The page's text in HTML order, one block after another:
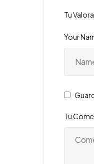
Tu
Your
Tu